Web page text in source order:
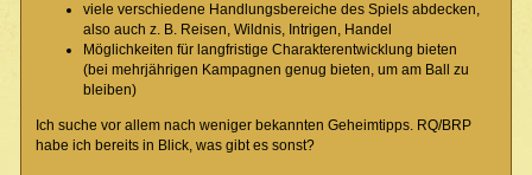
viele verschiedene Handlungsbereiche des Spiels abdecken,
also auch z. B. Reisen, Wildnis, Intrigen, Handel
Möglichkeiten für langfristige Charakterentwicklung bieten
(bei mehrjährigen Kampagnen genug bieten, um am Ball zu
bleiben)
Ich suche vor allem nach weniger bekannten Geheimtipps. RQ/BRP
habe ich bereits in Blick, was gibt es sonst?